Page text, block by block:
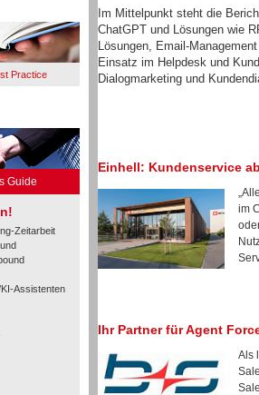
Practice
Guide
Zeitarbeit
Assistenten
Im Mittelpunkt steht die
ChatGPT und Lösungen wie
Lösungen, Email-
Einsatz im Helpdesk und
Dialogmarketing und
Einhell: Kundenservice
im
Ihr Partner für Agent
Als